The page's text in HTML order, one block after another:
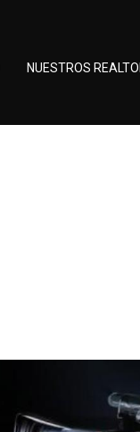
NUESTROS